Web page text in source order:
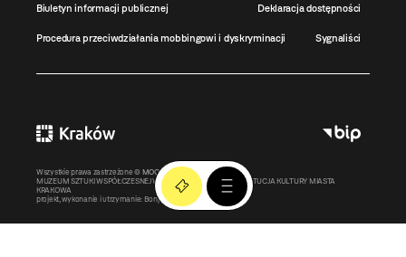
Biuletyn informacji publicznej Deklaracja dostępności
Procedura przeciwdziałania mobbingowi i dyskryminacji Sygnaliści
Wszystkie prawa zastrzeżone © MOCAK2011-2026
MUZEUM SZTUKI WSPÓŁCZESNEJ W KRAKOWIE MOCAK – INSTYTUCJA KULTURY MIASTA
KRAKOWA
projekt, wykonanie i utrzymanie: Bonjour.pl